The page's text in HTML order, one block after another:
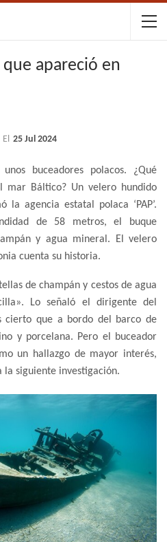
apareció en
El 25 Jul 2024
buceadores polacos. ¿Qué
mar Báltico? Un velero hundido
la agencia estatal polaca ‘PAP’.
de 58 metros, el buque
y agua mineral. El velero
cuenta su historia.
de champán y cestos de agua
Lo señaló el dirigente del
cierto que a bordo del barco de
y porcelana. Pero el buceador
un hallazgo de mayor interés,
la siguiente investigación.